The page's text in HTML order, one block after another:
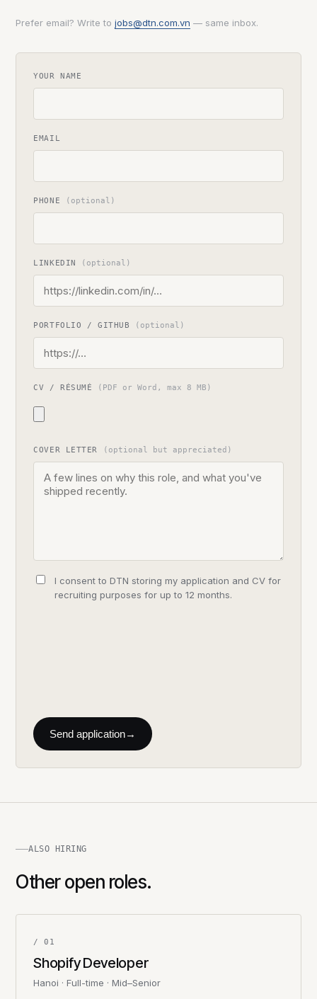
Prefer email? Write tojobs@dtn.com.vn — same inbox.
YOUR NAME
EMAIL
PHONE (optional)
LINKEDIN (optional)
PORTFOLIO / GITHUB (optional)
CV / RÉSUMÉ (PDF or Word, max 8 MB)
COVER LETTER (optional but appreciated)
I consent to DTN storing my application and CV for
recruiting purposes for up to 12 months.
Send application→
ALSO HIRING
Other open roles.
/ 01
Shopify Developer
Hanoi · Full-time · Mid–Senior